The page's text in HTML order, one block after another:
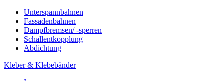
Unterspannbahnen
Fassadenbahnen
Dampfbremsen/ -sperren
Schallentkopplung
Abdichtung
Kleber & Klebebänder